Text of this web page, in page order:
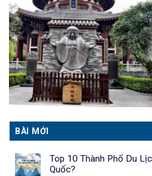
BÀI MỚI
Top 10 Thành Phố Du
Quốc?